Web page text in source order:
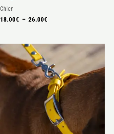
Chien
18.00€ – 26.00€
Plage
prix :
17.00€
à
44.00€